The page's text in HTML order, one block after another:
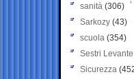
sanità (306)
Sarkozy (43)
scuola (354)
Sestri Levante
Sicurezza